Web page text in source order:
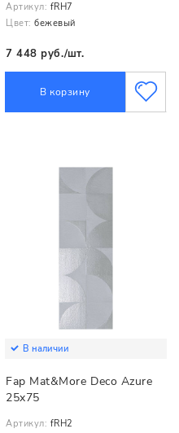
Артикул: fRH7
Цвет: бежевый
7 448 руб./шт.
В корзину
В наличии
Fap Mat&More Deco Azure
25x75
Артикул: fRH2